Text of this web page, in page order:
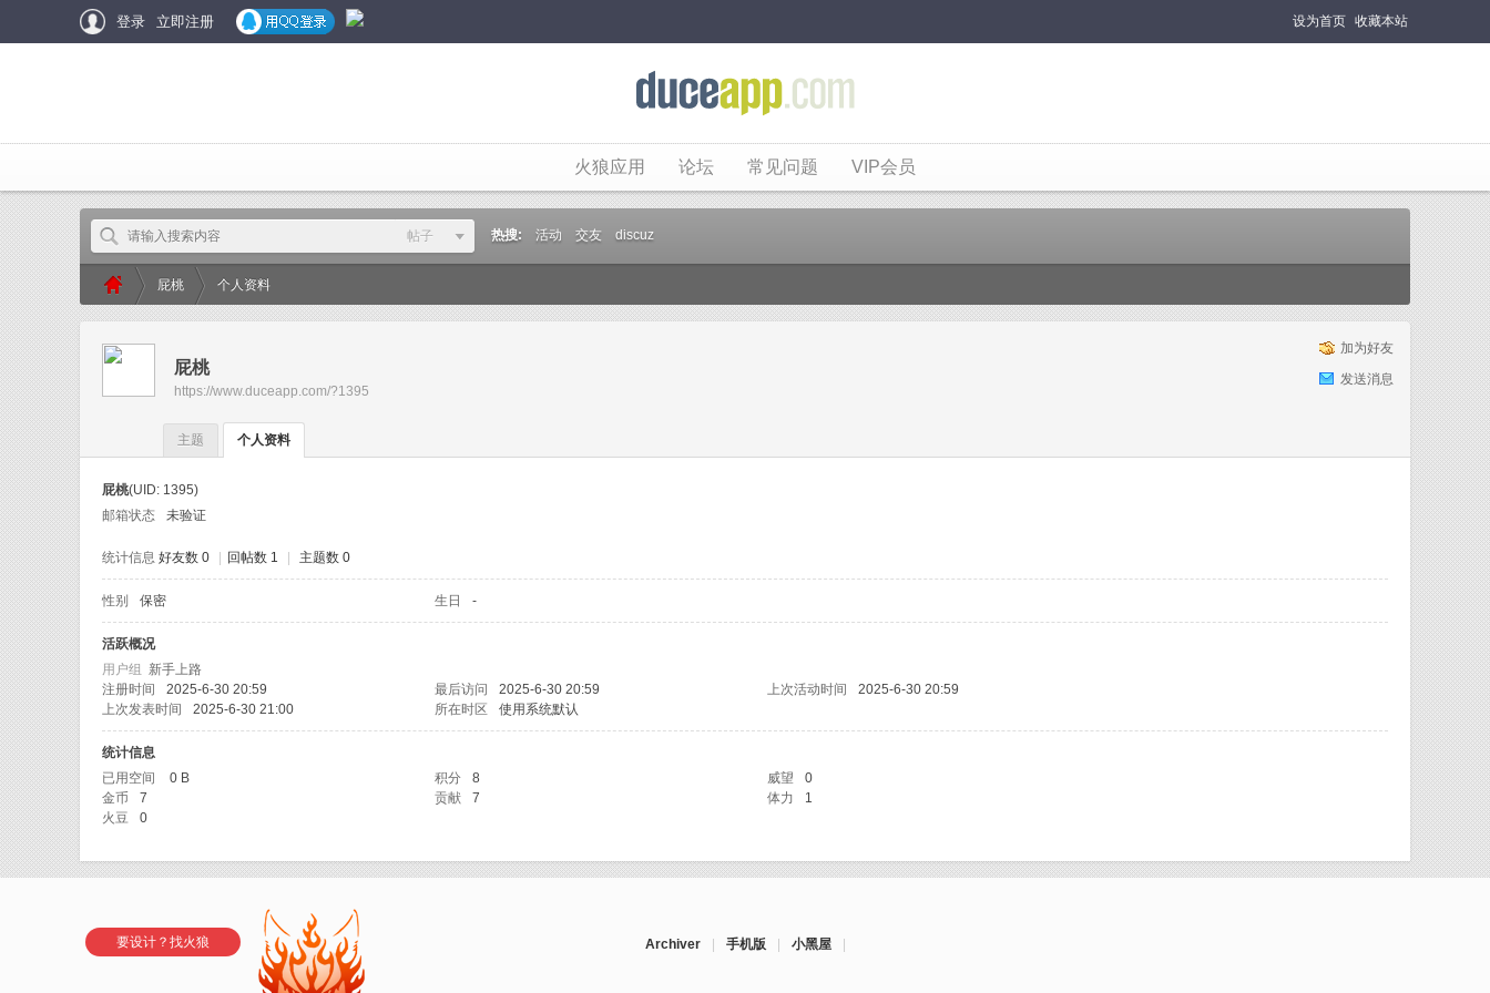
登录 立即注册 设为首页 收藏本站
火狼应用 论坛 常见问题 VIP会员
帖子 热搜: 活动 交友 discuz
CE
AP
屁桃
›
个人资料
加为好友
发送消息
屁桃
https://www.duceapp.com/?1395
主题 个人资料
屁桃(UID: 1395)
邮箱状态
未验证
统计信息 好友数 0 回帖数 1 主题数 0
性别 保密 生日 -
活跃概况
用户组 新手上路
注册时间
2025-6-30 20:59 最后访问 2025-6-30 20:59 上次活动时间
2025-6-30 20:59
上次发表时间
2025-6-30 21:00 所在时区 使用系统默认
统计信息
已用空间
0 B 积分 8 威望
0
金币
7 贡献 7 体力
1
火豆
0
要设计？找火狼 Archiver 手机版 小黑屋